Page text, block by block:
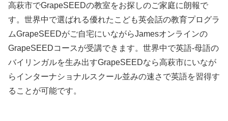
高萩市でGrapeSEEDの教室をお探しのご家庭に朗報で
す。世界中で選ばれる優れたこども英会話の教育プログラ
ムGrapeSEEDがご自宅にいながらJamesオンラインの
GrapeSEEDコースが受講できます。世界中で英語-母語の
バイリンガルを生み出すGrapeSEEDなら高萩市にいなが
らインターナショナルスクール並みの速さで英語を習得す
ることが可能です。